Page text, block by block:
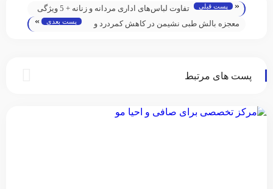
« پست قبلی
تفاوت لباس‌های اداری مردانه و زنانه + 5 ویژگی
آن
معجزه بالش طبی نشیمن در کاهش کمردرد و
پست بعدی »
پست های مرتبط